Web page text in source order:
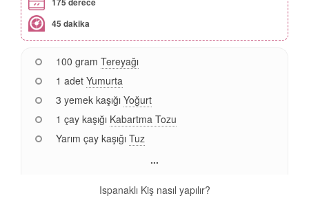
45 dakika
100 gram Tereyağı
1 adet Yumurta
3 yemek kaşığı Yoğurt
1 çay kaşığı Kabartma Tozu
Yarım çay kaşığı Tuz
...
Ispanaklı Kiş nasıl yapılır?